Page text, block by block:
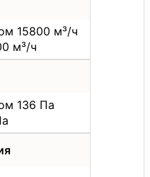
15800 м³/ч
м³/ч
136 Па